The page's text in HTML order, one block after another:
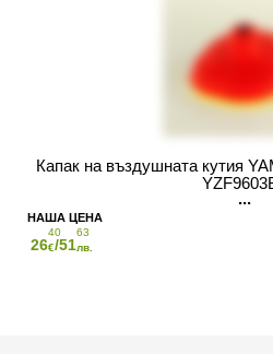
Капак на въздушната кутия
26
40
€/51
63
лв.